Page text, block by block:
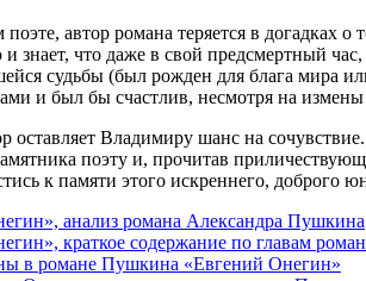
автор романа теряется в догадках
и знает, что даже в свой предсмертный
судьбы (был рожден для блага мира
и был бы счастлив, несмотря на
оставляет Владимиру шанс на
поэту и, прочитав
к памяти этого искреннего,
анализ романа Александра Пушкина
краткое содержание по главам
в романе Пушкина «Евгений Онегин»